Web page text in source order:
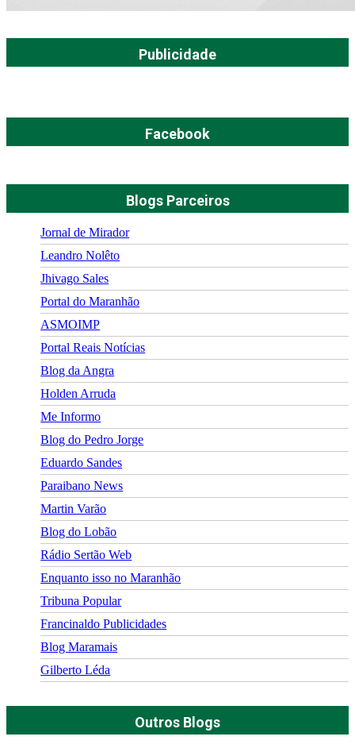
Publicidade
Facebook
Blogs Parceiros
Jornal de Mirador
Leandro Nolêto
Jhivago Sales
Portal do Maranhão
ASMOIMP
Portal Reais Notí­cias
Blog da Angra
Holden Arruda
Me Informo
Blog do Pedro Jorge
Eduardo Sandes
Paraibano News
Martin Varão
Blog do Lobão
Rádio Sertão Web
Enquanto isso no Maranhão
Tribuna Popular
Francinaldo Publicidades
Blog Maramais
Gilberto Léda
Outros Blogs